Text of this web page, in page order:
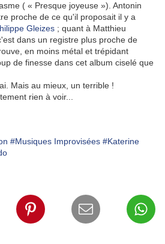
( « Presque joyeuse »). Antonin
proche de ce qu'il proposait il y a
Gleizes ; quant à Matthieu
dans un registre plus proche de
en moins métal et trépidant
de finesse dans cet album ciselé que
Mais au mieux, un terrible !
rien à voir...
#Musiques Improvisées #Katerine